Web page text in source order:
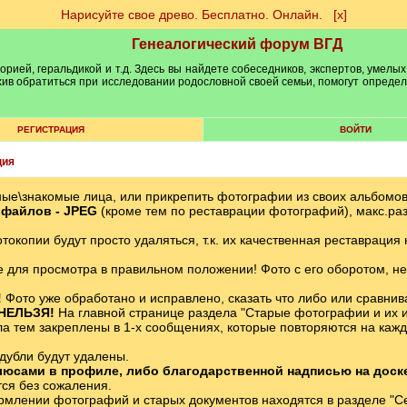
Нарисуйте свое древо. Бесплатно. Онлайн. [х]
Генеалогический форум ВГД
геральдикой и т.д. Здесь вы найдете собеседников, экспертов,
обратиться при исследовании родословной своей семьи, помогут
РЕГИСТРАЦИЯ ВОЙТИ
лица, или прикрепить фотографии из своих
- JPЕG (кроме тем по реставрации фотографий),
будут просто удаляться, т.к. их качественная
просмотра в правильном положении! Фото с его оборотом,
Фото уже обработано и исправлено, сказать что либо или
На главной странице раздела "Старые фотографии и их
закреплены в 1-х сообщениях, которые повторяются на
будут удалены.
в профиле, либо благодарственной надписью на
без сожаления.
фотографий и старых документов находятся в разделе